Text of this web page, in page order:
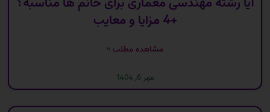
+4 مزایا و معایب
مشاهده مطلب »
مهر 6, 1404